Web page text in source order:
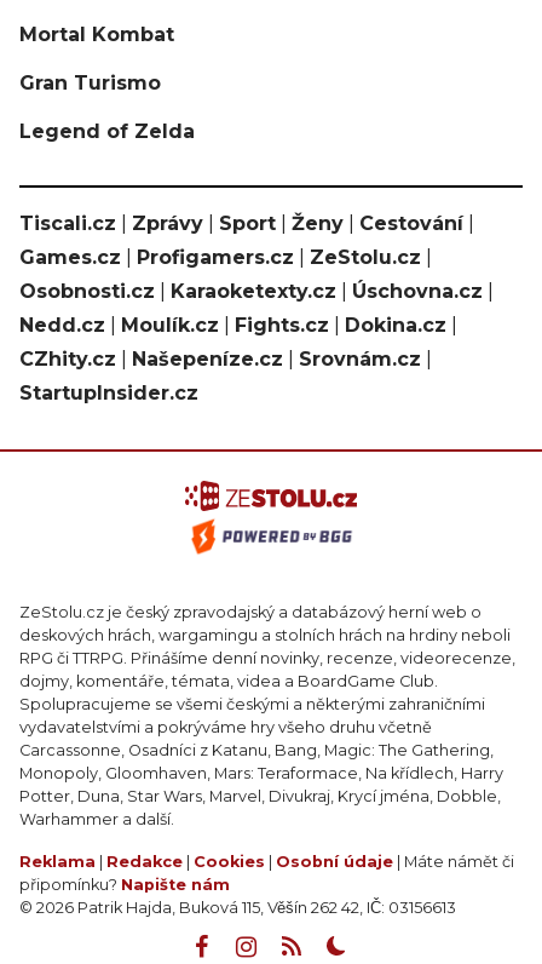
Mortal Kombat
Gran Turismo
Legend of Zelda
Tiscali.cz Zprávy Sport Ženy Cestování|
Games.cz
Profigamers.cz ZeStolu.cz
Osobnosti.cz
Karaoketexty.cz Úschovna.cz
Nedd.cz
Moulík.cz Fights.cz Dokina.cz
CZhity.cz
Našepeníze.cz Srovnám.cz
StartupInsider.cz
ZeStolu.cz je český zpravodajský a databázový herní web o
deskových hrách, wargamingu a stolních hrách na hrdiny neboli
RPG či TTRPG. Přinášíme denní novinky, recenze, videorecenze,
dojmy, komentáře, témata, videa a BoardGame Club.
Spolupracujeme se všemi českými a některými zahraničními
vydavatelstvími a pokrýváme hry všeho druhu včetně
Carcassonne, Osadníci z Katanu, Bang, Magic: The Gathering,
Monopoly, Gloomhaven, Mars: Teraformace, Na křídlech, Harry
Potter, Duna, Star Wars, Marvel, Divukraj, Krycí jména, Dobble,
Warhammer a další.
Reklama Redakce Cookies Osobní údaje | Máte námět či
připomínku? Napište nám
© 2026 Patrik Hajda, Buková 115, Věšín 262 42, IČ: 03156613